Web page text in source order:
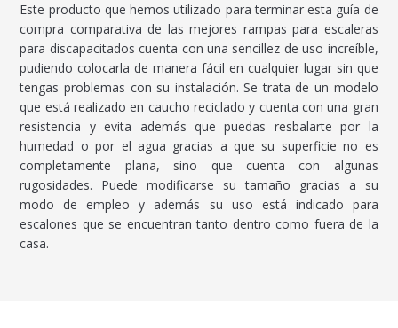
Este producto que hemos utilizado para terminar esta guía de
compra comparativa de las mejores rampas para escaleras
para discapacitados cuenta con una sencillez de uso increíble,
pudiendo colocarla de manera fácil en cualquier lugar sin que
tengas problemas con su instalación. Se trata de un modelo
que está realizado en caucho reciclado y cuenta con una gran
resistencia y evita además que puedas resbalarte por la
humedad o por el agua gracias a que su superficie no es
completamente plana, sino que cuenta con algunas
rugosidades. Puede modificarse su tamaño gracias a su
modo de empleo y además su uso está indicado para
escalones que se encuentran tanto dentro como fuera de la
casa.